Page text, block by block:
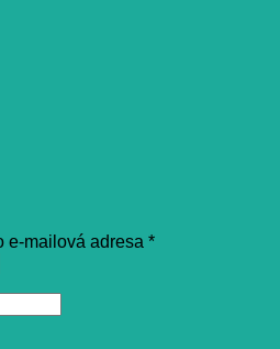
e-mailová adresa *Povinné